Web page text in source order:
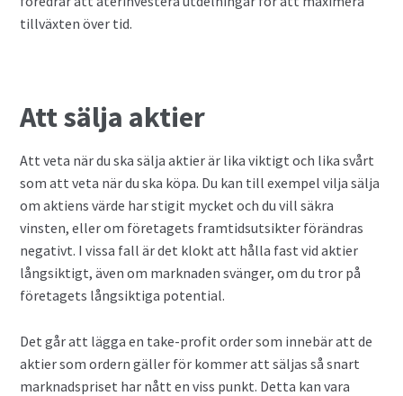
tillväxten över tid.
Att sälja aktier
Att veta när du ska sälja aktier är lika viktigt och lika svårt
som att veta när du ska köpa. Du kan till exempel vilja sälja
om aktiens värde har stigit mycket och du vill säkra
vinsten, eller om företagets framtidsutsikter förändras
negativt. I vissa fall är det klokt att hålla fast vid aktier
långsiktigt, även om marknaden svänger, om du tror på
företagets långsiktiga potential.
Det går att lägga en take-profit order som innebär att de
aktier som ordern gäller för kommer att säljas så snart
marknadspriset har nått en viss punkt. Detta kan vara